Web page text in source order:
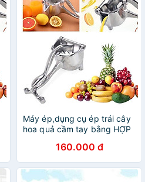
Máy ép,dụng cụ ép trái cây
hoa quả cầm tay bằng HỢP
160.000 đ